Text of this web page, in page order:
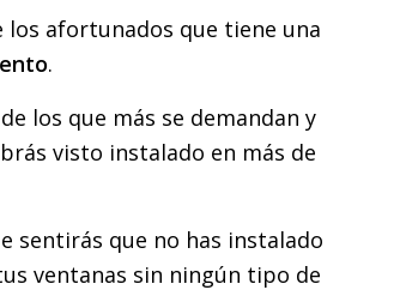
los afortunados que tiene una
.
los que más se demandan y
visto instalado en más de
sentirás que no has instalado
ventanas sin ningún tipo de